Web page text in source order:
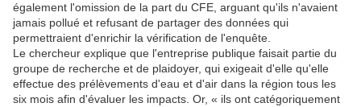
également l'omission de la part du CFE, arguant qu'ils n'avaient
jamais pollué et refusant de partager des données qui
permettraient d'enrichir la vérification de l'enquête.
Le chercheur explique que l'entreprise publique faisait partie du
groupe de recherche et de plaidoyer, qui exigeait d'elle qu'elle
effectue des prélèvements d'eau et d'air dans la région tous les
six mois afin d'évaluer les impacts. Or, « ils ont catégoriquement